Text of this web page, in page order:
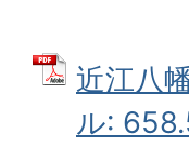
近江八
ル: